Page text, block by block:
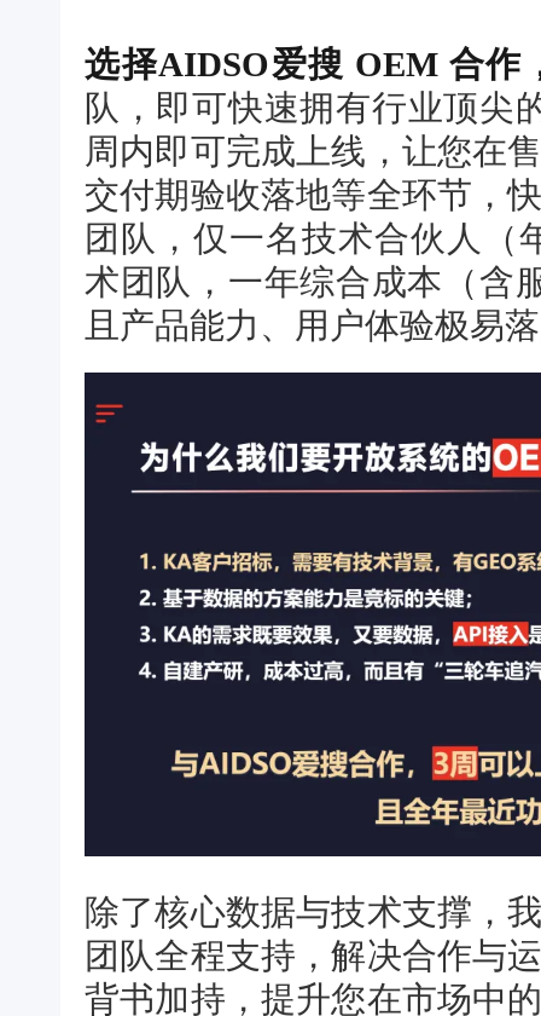
选择AIDSO爱搜 OEM 合作
队，即可快速拥有行业顶尖
周内即可完成上线，让您在
交付期验收落地等全环节，
团队，仅一名技术合伙人（
术团队，一年综合成本（含
且产品能力、用户体验极易
除了核心数据与技术支撑，
团队全程支持，解决合作与
背书加持，提升您在市场中